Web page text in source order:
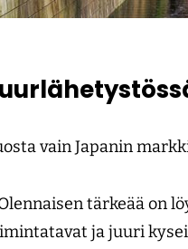
vain Japanin
tärkeää on
ja juuri